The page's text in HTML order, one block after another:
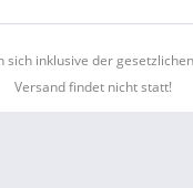
sich inklusive der
Versand findet nicht statt!